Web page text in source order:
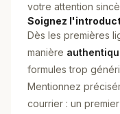
votre attention
Soignez
Dès les premières
manière
formules trop
Mentionnez
courrier : un